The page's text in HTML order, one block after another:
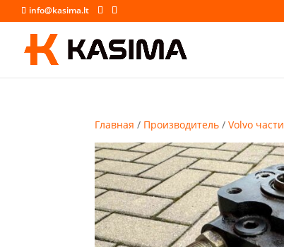
info@kasima.lt
Главная / Производитель /Volvo части